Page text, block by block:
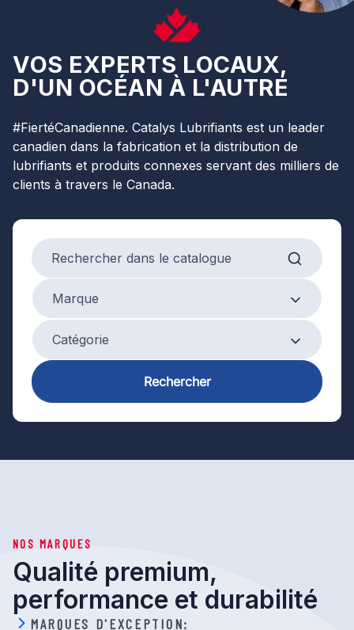
VOS EXPERTS LOCAUX,
D'UN OCÉAN À L'AUTRE
#FiertéCanadienne. Catalys Lubrifiants est un leader
canadien dans la fabrication et la distribution de
lubrifiants et produits connexes servant des milliers de
clients à travers le Canada.
Search products
Marque
Marque
Product Category
Catégorie
Rechercher
NOS MARQUES
Qualité premium,
performance et durabilité
MARQUES D'EXCEPTION: